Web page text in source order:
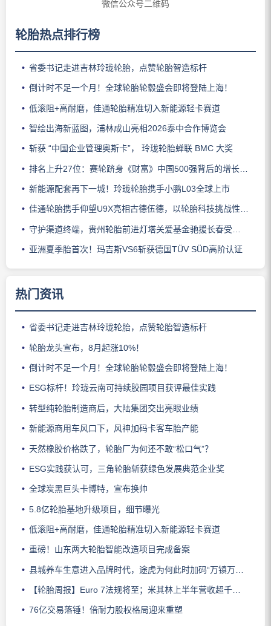
微信公众号二维码
轮胎热点排行榜
省委书记走进吉林玲珑轮胎，点赞轮胎智造标杆
倒计时不足一个月！全球轮胎轮毂盛会即将登陆上海！
低滚阻+高耐磨，佳通轮胎精准切入新能源轻卡赛道
智绘出海新蓝图，浦林成山亮相2026泰中合作博览会
斩获 “中国企业管理奥斯卡”， 玲珑轮胎蝉联 BMC 大奖
排名上升27位：赛轮跻身《财富》中国500强背后的增长逻辑
新能源配套再下一城！玲珑轮胎携手小鹏L03全球上市
佳通轮胎携手仰望U9X亮相古德伍德，以轮胎科技挑战性能边界
守护渠道终端，贵州轮胎前进灯塔关爱基金驰援长春受灾门店
亚洲夏季胎首次！玛吉斯VS6斩获德国TÜV SÜD高阶认证
热门资讯
省委书记走进吉林玲珑轮胎，点赞轮胎智造标杆
轮胎龙头宣布，8月起涨10%！
倒计时不足一个月！全球轮胎轮毂盛会即将登陆上海！
ESG标杆！玲珑云南可持续胶园项目获评最佳实践
转型纯轮胎制造商后，大陆集团交出亮眼业绩
新能源商用车风口下，风神加码卡客车胎产能
天然橡胶价格跌了，轮胎厂为何还不敢“松口气”？
ESG实践获认可，三角轮胎斩获绿色发展典范企业奖
全球炭黑巨头卡博特，宣布换帅
5.8亿轮胎基地升级项目，细节曝光
低滚阻+高耐磨，佳通轮胎精准切入新能源轻卡赛道
重磅！山东两大轮胎智能改造项目完成备案
县城养车生意进入品牌时代，途虎为何此时加码“万镇万店”？
【轮胎周报】Euro 7法规将至；米其林上半年营收超千亿；倍耐力上半年盈利稳增；龙星炭黑斩获欧洲近万吨订单
76亿交易落锤！倍耐力股权格局迎来重塑